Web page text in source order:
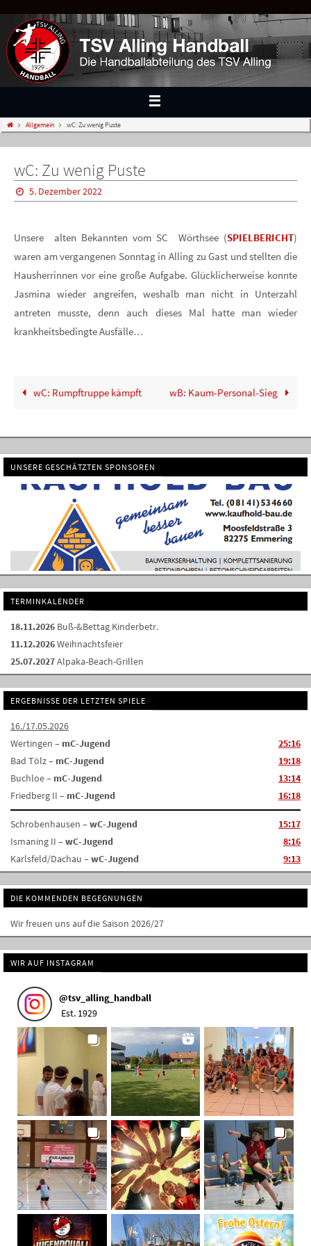
Allgemein wC: Zu wenig Puste
wC: Zu wenig Puste
5. Dezember 2022
Unsere alten Bekannten vom SC Wörthsee (SPIELBERICHT)
waren am vergangenen Sonntag in Alling zu Gast und stellten die
Hausherrinnen vor eine große Aufgabe. Glücklicherweise konnte
Jasmina wieder angreifen, weshalb man nicht in Unterzahl
antreten musste, denn auch dieses Mal hatte man wieder
krankheitsbedingte Ausfälle…
wC: Rumpftruppe kämpft wB: Kaum-Personal-Sieg
UNSERE GESCHÄTZTEN SPONSOREN
TERMINKALENDER
18.11.2026 Buß-&Bettag Kinderbetr.
11.12.2026Weihnachtsfeier
25.07.2027Alpaka-Beach-Grillen
ERGEBNISSE DER LETZTEN SPIELE
16./17.05.2026
Wertingen – mC-Jugend
25:16
Bad Tölz – mC-Jugend
19:18
Buchloe – mC-Jugend
13:14
Friedberg II – mC-Jugend 16:18
Schrobenhausen –wC-Jugend
15:17
Ismaning II –wC-Jugend
8:16
Karlsfeld/Dachau –wC-Jugend 9:13
DIE KOMMENDEN BEGEGNUNGEN
Wir freuen uns auf die Saison 2026/27
WIR AUF INSTAGRAM
@tsv_alling_handball
Est. 1929